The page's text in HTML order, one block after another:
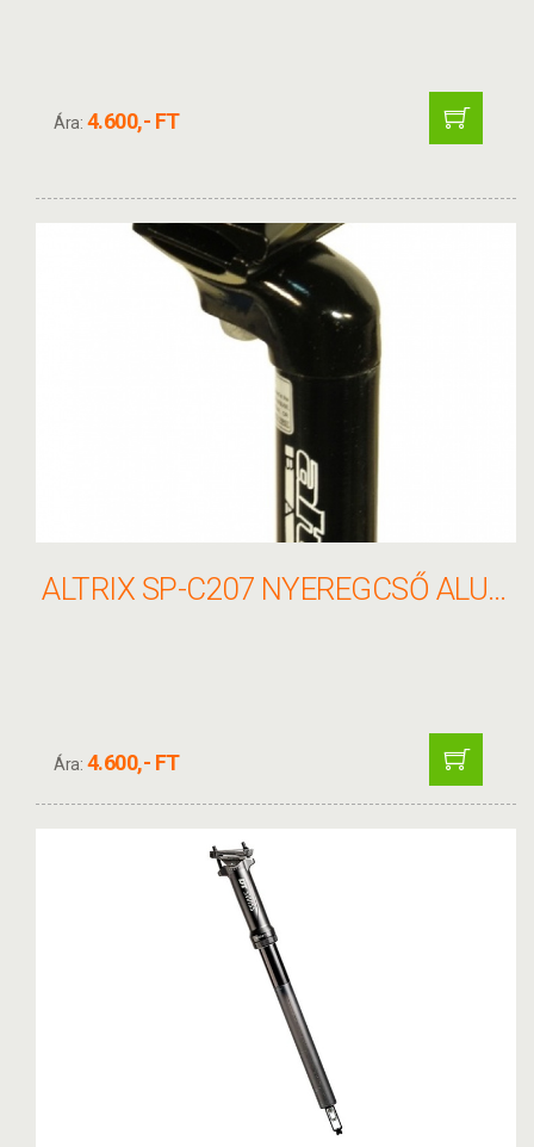
Ára: 4.600,- FT
ALTRIX SP-C207 NYEREGCSŐ ALU.25,4X350 FEKETE
Ára: 4.600,- FT